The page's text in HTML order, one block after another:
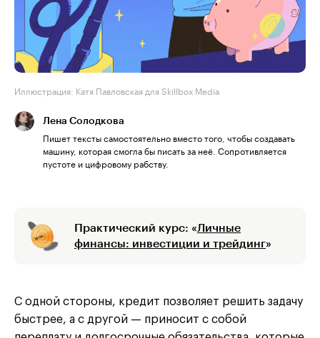
Иллюстрация: Катя Павловская для Skillbox Media
Лена Солодкова
Пишет тексты самостоятельно вместо того, чтобы создавать
машину, которая смогла бы писать за неё. Сопротивляется
пустоте и цифровому рабству.
Практический курс: «Личные
финансы: инвестиции и трейдинг»
С одной стороны, кредит позволяет решить задачу
быстрее, а с другой — приносит с собой